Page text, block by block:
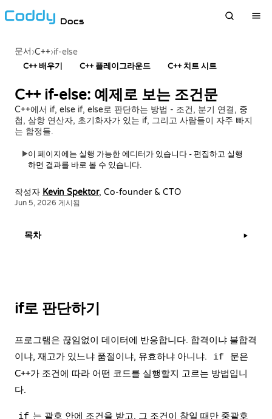
Docs
문서›C++›if-else
C++ 배우기 C++ 플레이그라운드 C++ 치트 시트
C++ if-else: 예제로 보는 조건문
C++에서 if, else if, else로 판단하는 방법 - 조건, 분기 연결, 중
첩, 삼항 연산자, 초기화자가 있는 if, 그리고 사람들이 자주 빠지
는 함정들.
▶이 페이지에는 실행 가능한 에디터가 있습니다 - 편집하고 실행
하면 결과를 바로 볼 수 있습니다.
작성자 Kevin Spektor, Co-founder & CTO
Jun 5, 2026 게시됨
if로 판단하기
프로그램은 끊임없이 데이터에 반응합니다. 합격이냐 불합격
이냐, 재고가 있느냐 품절이냐, 유효하냐 아니냐.
if
문은
C++가 조건에 따라 어떤 코드를 실행할지 고르는 방법입니
다.
if 는 괄호 안에 조건을 받고, 그 조건이 참일 때만 중괄호
목차 ▶